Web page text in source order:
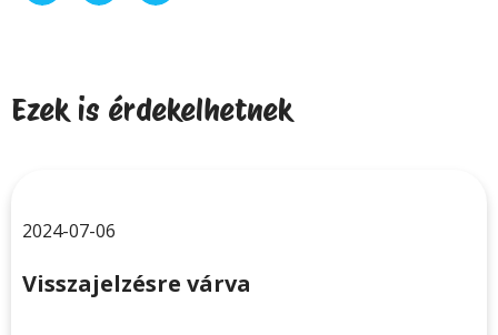
Ezek is érdekelhetnek
2024-07-06
Visszajelzésre várva